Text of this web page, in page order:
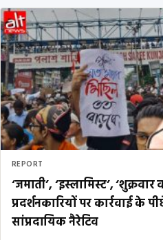
REPORT
‘जमाती’, ‘इस्लामिस्ट’,
प्रदर्शनकारियों पर कार्रवाई के
सांप्रदायिक नैरेटिव